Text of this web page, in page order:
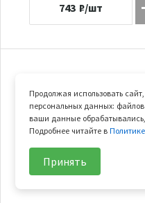
743 ₽/шт
Продолжая использовать
персональных данных:
ваши данные
Подробнее читайте в
Принять